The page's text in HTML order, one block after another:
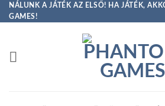
Skip
to
NÁLUNK A JÁTÉK AZ ELSŐ! HA JÁTÉK,
GAMES!